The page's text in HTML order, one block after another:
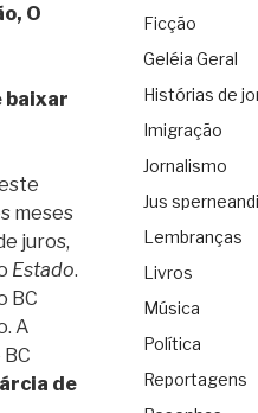
O
baixar
meses
juros,
Estado.
BC
A
de
Ficção
Geléia Geral
Histórias de
Imigração
Jornalismo
Jus sperneandi
Lembranças
Livros
Música
Política
Reportagens